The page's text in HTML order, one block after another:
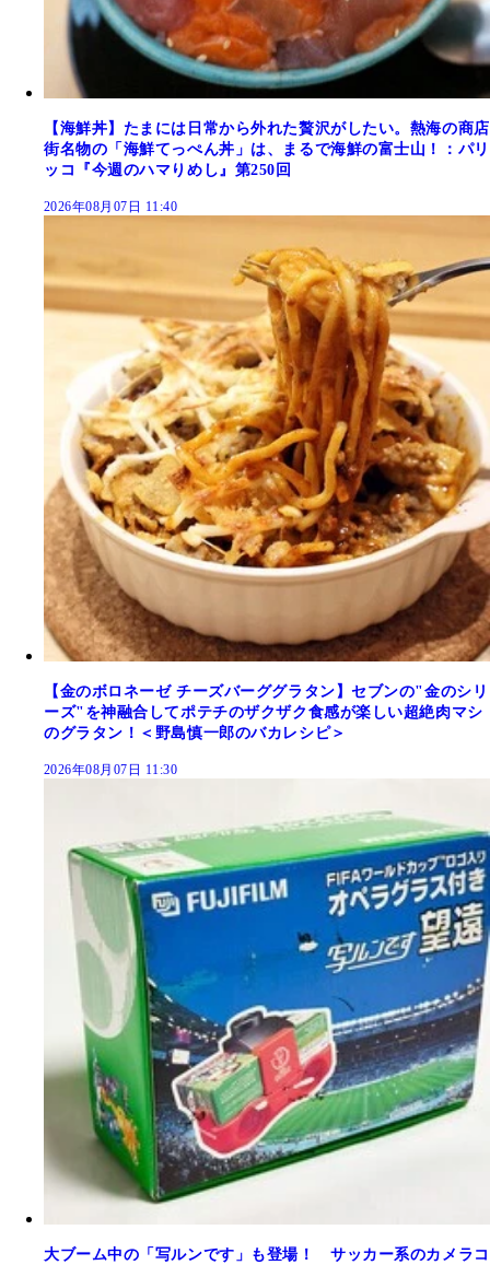
【海鮮丼】たまには日常から外れた贅沢がしたい。熱海の商店
街名物の「海鮮てっぺん丼」は、まるで海鮮の富士山！：パリ
ッコ『今週のハマりめし』第250回
2026年08月07日 11:40
【金のボロネーゼ チーズバーググラタン】セブンの"金のシリ
ーズ"を神融合してポテチのザクザク食感が楽しい超絶肉マシ
のグラタン！＜野島慎一郎のバカレシピ＞
2026年08月07日 11:30
大ブーム中の「写ルンです」も登場！ サッカー系のカメラコ